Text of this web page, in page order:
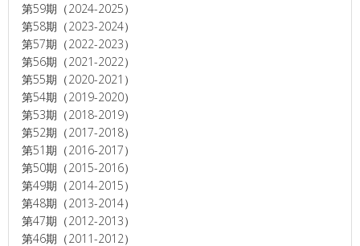
第59期（2024-2025）
第58期（2023-2024）
第57期（2022-2023）
第56期（2021-2022）
第55期（2020-2021）
第54期（2019-2020）
第53期（2018-2019）
第52期（2017-2018）
第51期（2016-2017）
第50期（2015-2016）
第49期（2014-2015）
第48期（2013-2014）
第47期（2012-2013）
第46期（2011-2012）